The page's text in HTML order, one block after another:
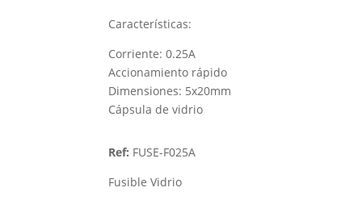
Características:
Corriente: 0.25A
Accionamiento rápido
Dimensiones: 5x20mm
Cápsula de vidrio
Ref: FUSE-F025A
Fusible Vidrio